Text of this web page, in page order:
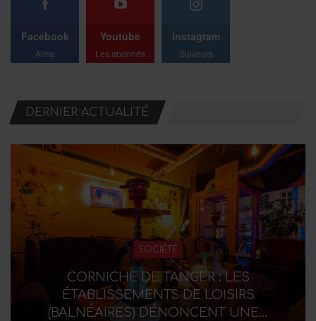
Facebook
Aime
Youtube
Les abonnés
Instagram
Suiveurs
DERNIER ACTUALITÉ
SOCIÉTÉ
CORNICHE DE TANGER : LES
ÉTABLISSEMENTS DE LOISIRS
(BALNÉAIRES) DÉNONCENT UNE…